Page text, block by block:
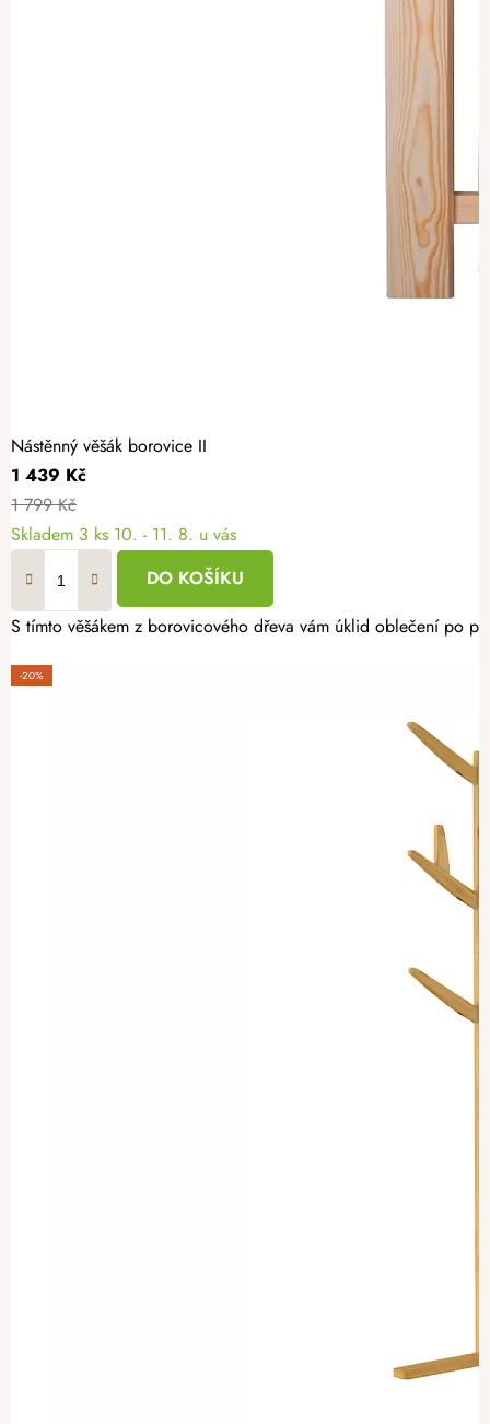
Nástěnný věšák borovice II
1 439 Kč
1 799 Kč
Skladem 3 ks 10. - 11. 8. u vás
DO KOŠÍKU
S tímto věšákem z borovicového dřeva vám úklid oblečení po
-20%